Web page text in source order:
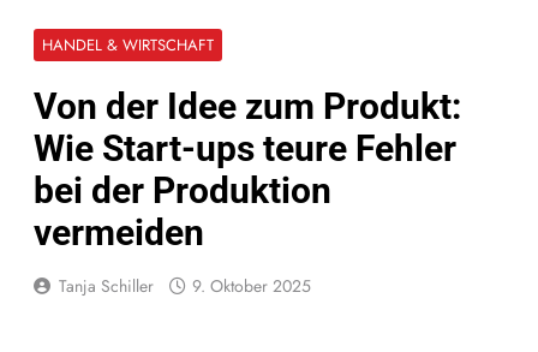
HANDEL & WIRTSCHAFT
Von der Idee zum Produkt:
Wie Start-ups teure Fehler
bei der Produktion
vermeiden
Tanja Schiller 9. Oktober 2025